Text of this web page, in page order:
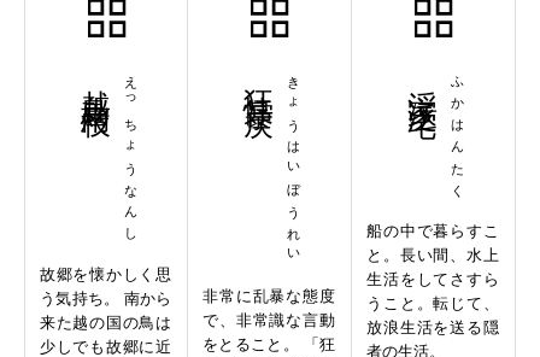
えっちょうなんし
故郷を懐かしく思
う気持ち。 南から
来た越の国の鳥は
少しでも故郷に近
きょうはいぼうれい
非常に乱暴な態度
で、非常識な言動
をとること。 「狂
ふかはんたく
船の中で暮らすこ
と。長い間、水上
生活をしてさすら
うこと。転じて、
放浪生活を送る隠
者の生活。